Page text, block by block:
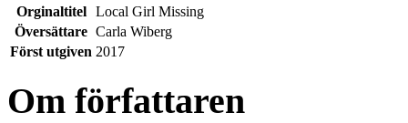
Orginaltitel
Local Girl Missing
Översättare Carla Wiberg
Först utgiven 2017
Om författaren